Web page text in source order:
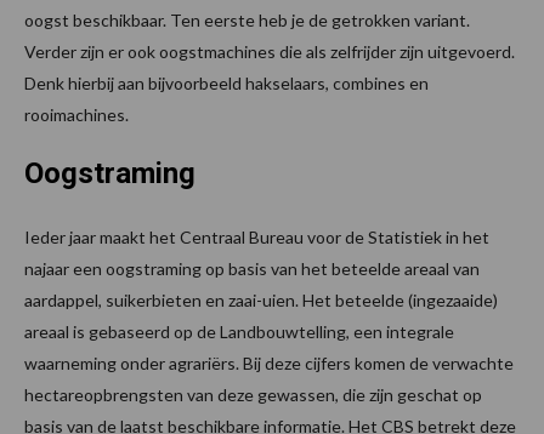
oogst beschikbaar. Ten eerste heb je de getrokken variant.
Verder zijn er ook oogstmachines die als zelfrijder zijn uitgevoerd.
Denk hierbij aan bijvoorbeeld hakselaars, combines en
rooimachines.
Oogstraming
Ieder jaar maakt het Centraal Bureau voor de Statistiek in het
najaar een oogstraming op basis van het beteelde areaal van
aardappel, suikerbieten en zaai-uien. Het beteelde (ingezaaide)
areaal is gebaseerd op de Landbouwtelling, een integrale
waarneming onder agrariërs. Bij deze cijfers komen de verwachte
hectareopbrengsten van deze gewassen, die zijn geschat op
basis van de laatst beschikbare informatie. Het CBS betrekt deze